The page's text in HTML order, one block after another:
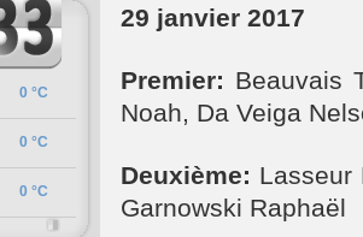
0 °C
0 °C
0 °C
29 janvier 2017
Premier: Beauvais
Noah, Da Veiga
Deuxième: Lasseur
Garnowski Raphaël